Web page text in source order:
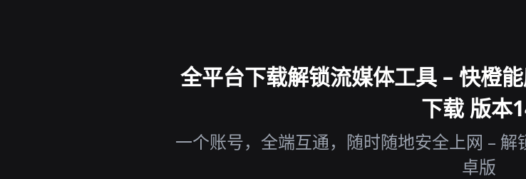
全平台下载解锁流媒体工具 – 快橙
下载 版本
一个账号，全端互通，随时随地安全上网 –
卓版